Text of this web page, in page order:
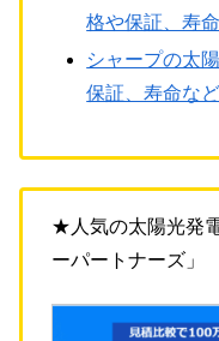
格や保証、寿
シャープの太
保証、寿命など
★人気の太陽光発
ーパートナーズ」